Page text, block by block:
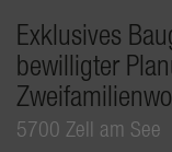
Exklusives
bewilligter
5700 Zell am See